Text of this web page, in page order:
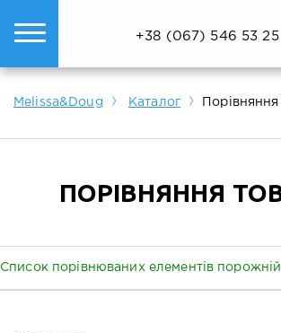
Показати все
Показати все
Показати все
+38 (067) 546 53 25
Melissa&Doug Каталог Порівняння
ПОРІВНЯННЯ
Список порівнюваних елементів